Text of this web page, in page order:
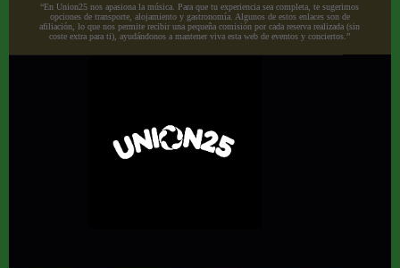
“En Union25 nos apasiona la música. Para que tu experiencia sea completa, te sugerimos
opciones de transporte, alojamiento y gastronomía. Algunos de estos enlaces son de
afiliación, lo que nos permite recibir una pequeña comisión por cada reserva realizada (sin
coste extra para ti), ayudándonos a mantener viva esta web de eventos y conciertos.”